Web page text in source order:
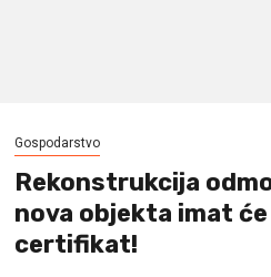
Gospodarstvo
Rekonstrukcija
nova objekta imat će
certifikat!